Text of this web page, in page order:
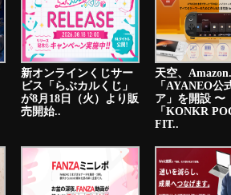
新オンラインくじサー
ビス「らぶカルくじ」
が8月18日（火）より販
売開始..
天空、
「AYANEO公
ア」を開設 〜
「KONKR
FIT..